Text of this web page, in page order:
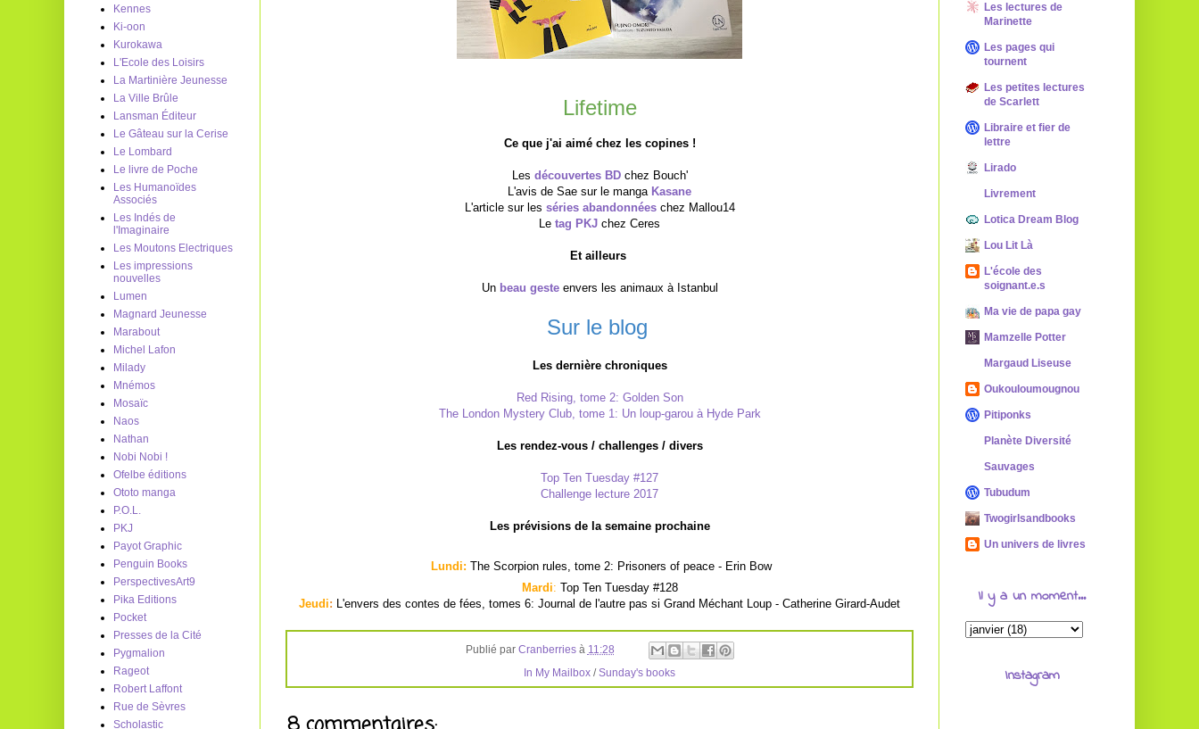
Lifetime
Ce que j'ai aimé chez les copines !
Les découvertes BDchez Bouch'
L'avis de Sae sur le manga Kasane
L'article sur les séries abandonnéeschez Mallou14
Le tag PKJ chez Ceres
Et ailleurs
Un beau gesteenvers les animaux à Istanbul
Sur le blog
Les dernière chroniques
Red Rising, tome 2: Golden Son
The London Mystery Club, tome 1: Un loup-garou à Hyde Park
Les rendez-vous / challenges / divers
Top Ten Tuesday #127
Challenge lecture 2017
Les prévisions de la semaine prochaine
Lundi: The Scorpion rules, tome 2: Prisoners of peace - Erin Bow
Mardi: Top Ten Tuesday #128
Jeudi: L'envers des contes de fées, tomes 6: Journal de l'autre pas si Grand Méchant Loup - Catherine Girard-Audet
Publié par Cranberries à 11:28
In My Mailbox /Sunday's books
Kennes
Ki-oon
Kurokawa
L'Ecole des Loisirs
La Martinière Jeunesse
La Ville Brûle
Lansman Éditeur
Le Gâteau sur la Cerise
Le Lombard
Le livre de Poche
Les Humanoïdes
Associés
Les Indés de
l'Imaginaire
Les Moutons Electriques
Les impressions
nouvelles
Lumen
Magnard Jeunesse
Marabout
Michel Lafon
Milady
Mnémos
Mosaïc
Naos
Nathan
Nobi Nobi !
Ofelbe éditions
Ototo manga
P.O.L.
PKJ
Payot Graphic
Penguin Books
PerspectivesArt9
Pika Editions
Pocket
Presses de la Cité
Pygmalion
Rageot
Robert Laffont
Rue de Sèvres
Scholastic
Les lectures de
Marinette
Les pages qui
tournent
Les petites lectures
de Scarlett
Libraire et fier de
lettre
Lirado
Livrement
Lotica Dream Blog
Lou Lit Là
L'école des
soignant.e.s
Ma vie de papa gay
Mamzelle Potter
Margaud Liseuse
Oukouloumougnou
Pitiponks
Planète Diversité
Sauvages
Tubudum
Twogirlsandbooks
Un univers de livres
Il y a un moment...
Instagram